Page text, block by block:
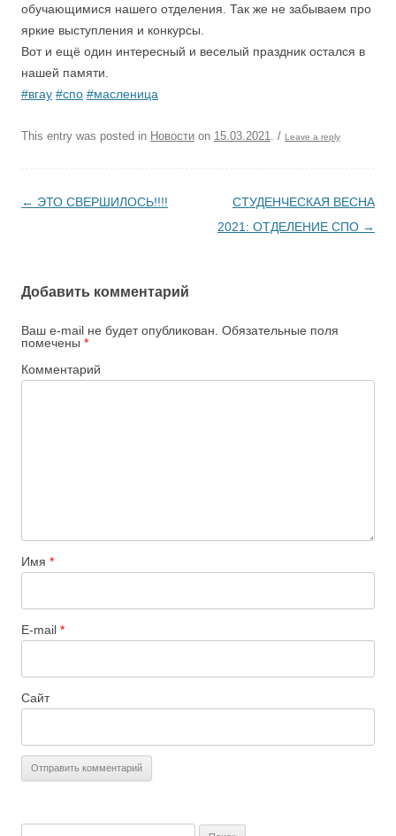
обучающимися нашего отделения. Так же не забываем про
яркие выступления и конкурсы.
Вот и ещё один интересный и веселый праздник остался в
нашей памяти.
#вгау #спо #масленица
This entry was posted in Новости on 15.03.2021 / Leave a reply
Post navigation
← ЭТО СВЕРШИЛОСЬ!!!!
СТУДЕНЧЕСКАЯ ВЕСНА
2021: ОТДЕЛЕНИЕ СПО →
Добавить комментарий
Ваш e-mail не будет опубликован. Обязательные поля
помечены *
Комментарий
Имя *
E-mail *
Сайт